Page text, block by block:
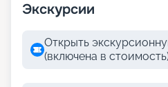
Экскурсии
Открыть
(включена в